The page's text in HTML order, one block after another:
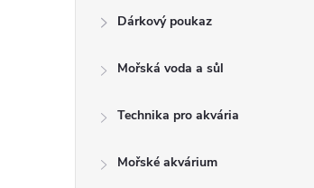
Dárkový poukaz
Mořská voda a sůl
Technika pro akvária
Mořské akvárium